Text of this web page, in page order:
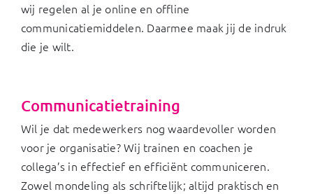
wij regelen al je online en offline
communicatiemiddelen. Daarmee maak jij de indruk
die je wilt.
Communicatietraining
Wil je dat medewerkers nog waardevoller worden
voor je organisatie? Wij trainen en coachen je
collega’s in effectief en efficiënt communiceren.
Zowel mondeling als schriftelijk; altijd praktisch en